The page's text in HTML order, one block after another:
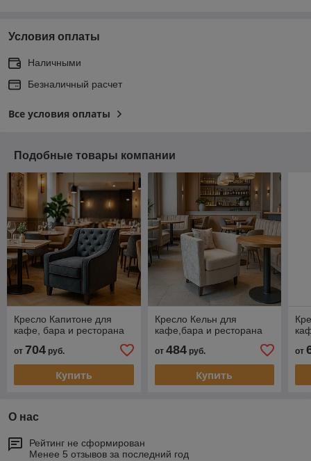
Условия оплаты
Наличными
Безналичный расчет
Все условия оплаты
Подобные товары компании
Кресло Капитоне для
кафе, бара и ресторана
от 704 руб.
Купить
Кресло Кельн для
кафе,бара и ресторана
от 484руб.
Купить
от
О нас
Рейтинг не сформирован
Менее 5 отзывов за последний год